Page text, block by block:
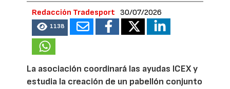
Redacción Tradesport 30/07/2026
1138
La asociación coordinará las ayudas ICEX y
estudia la creación de un pabellón conjunto